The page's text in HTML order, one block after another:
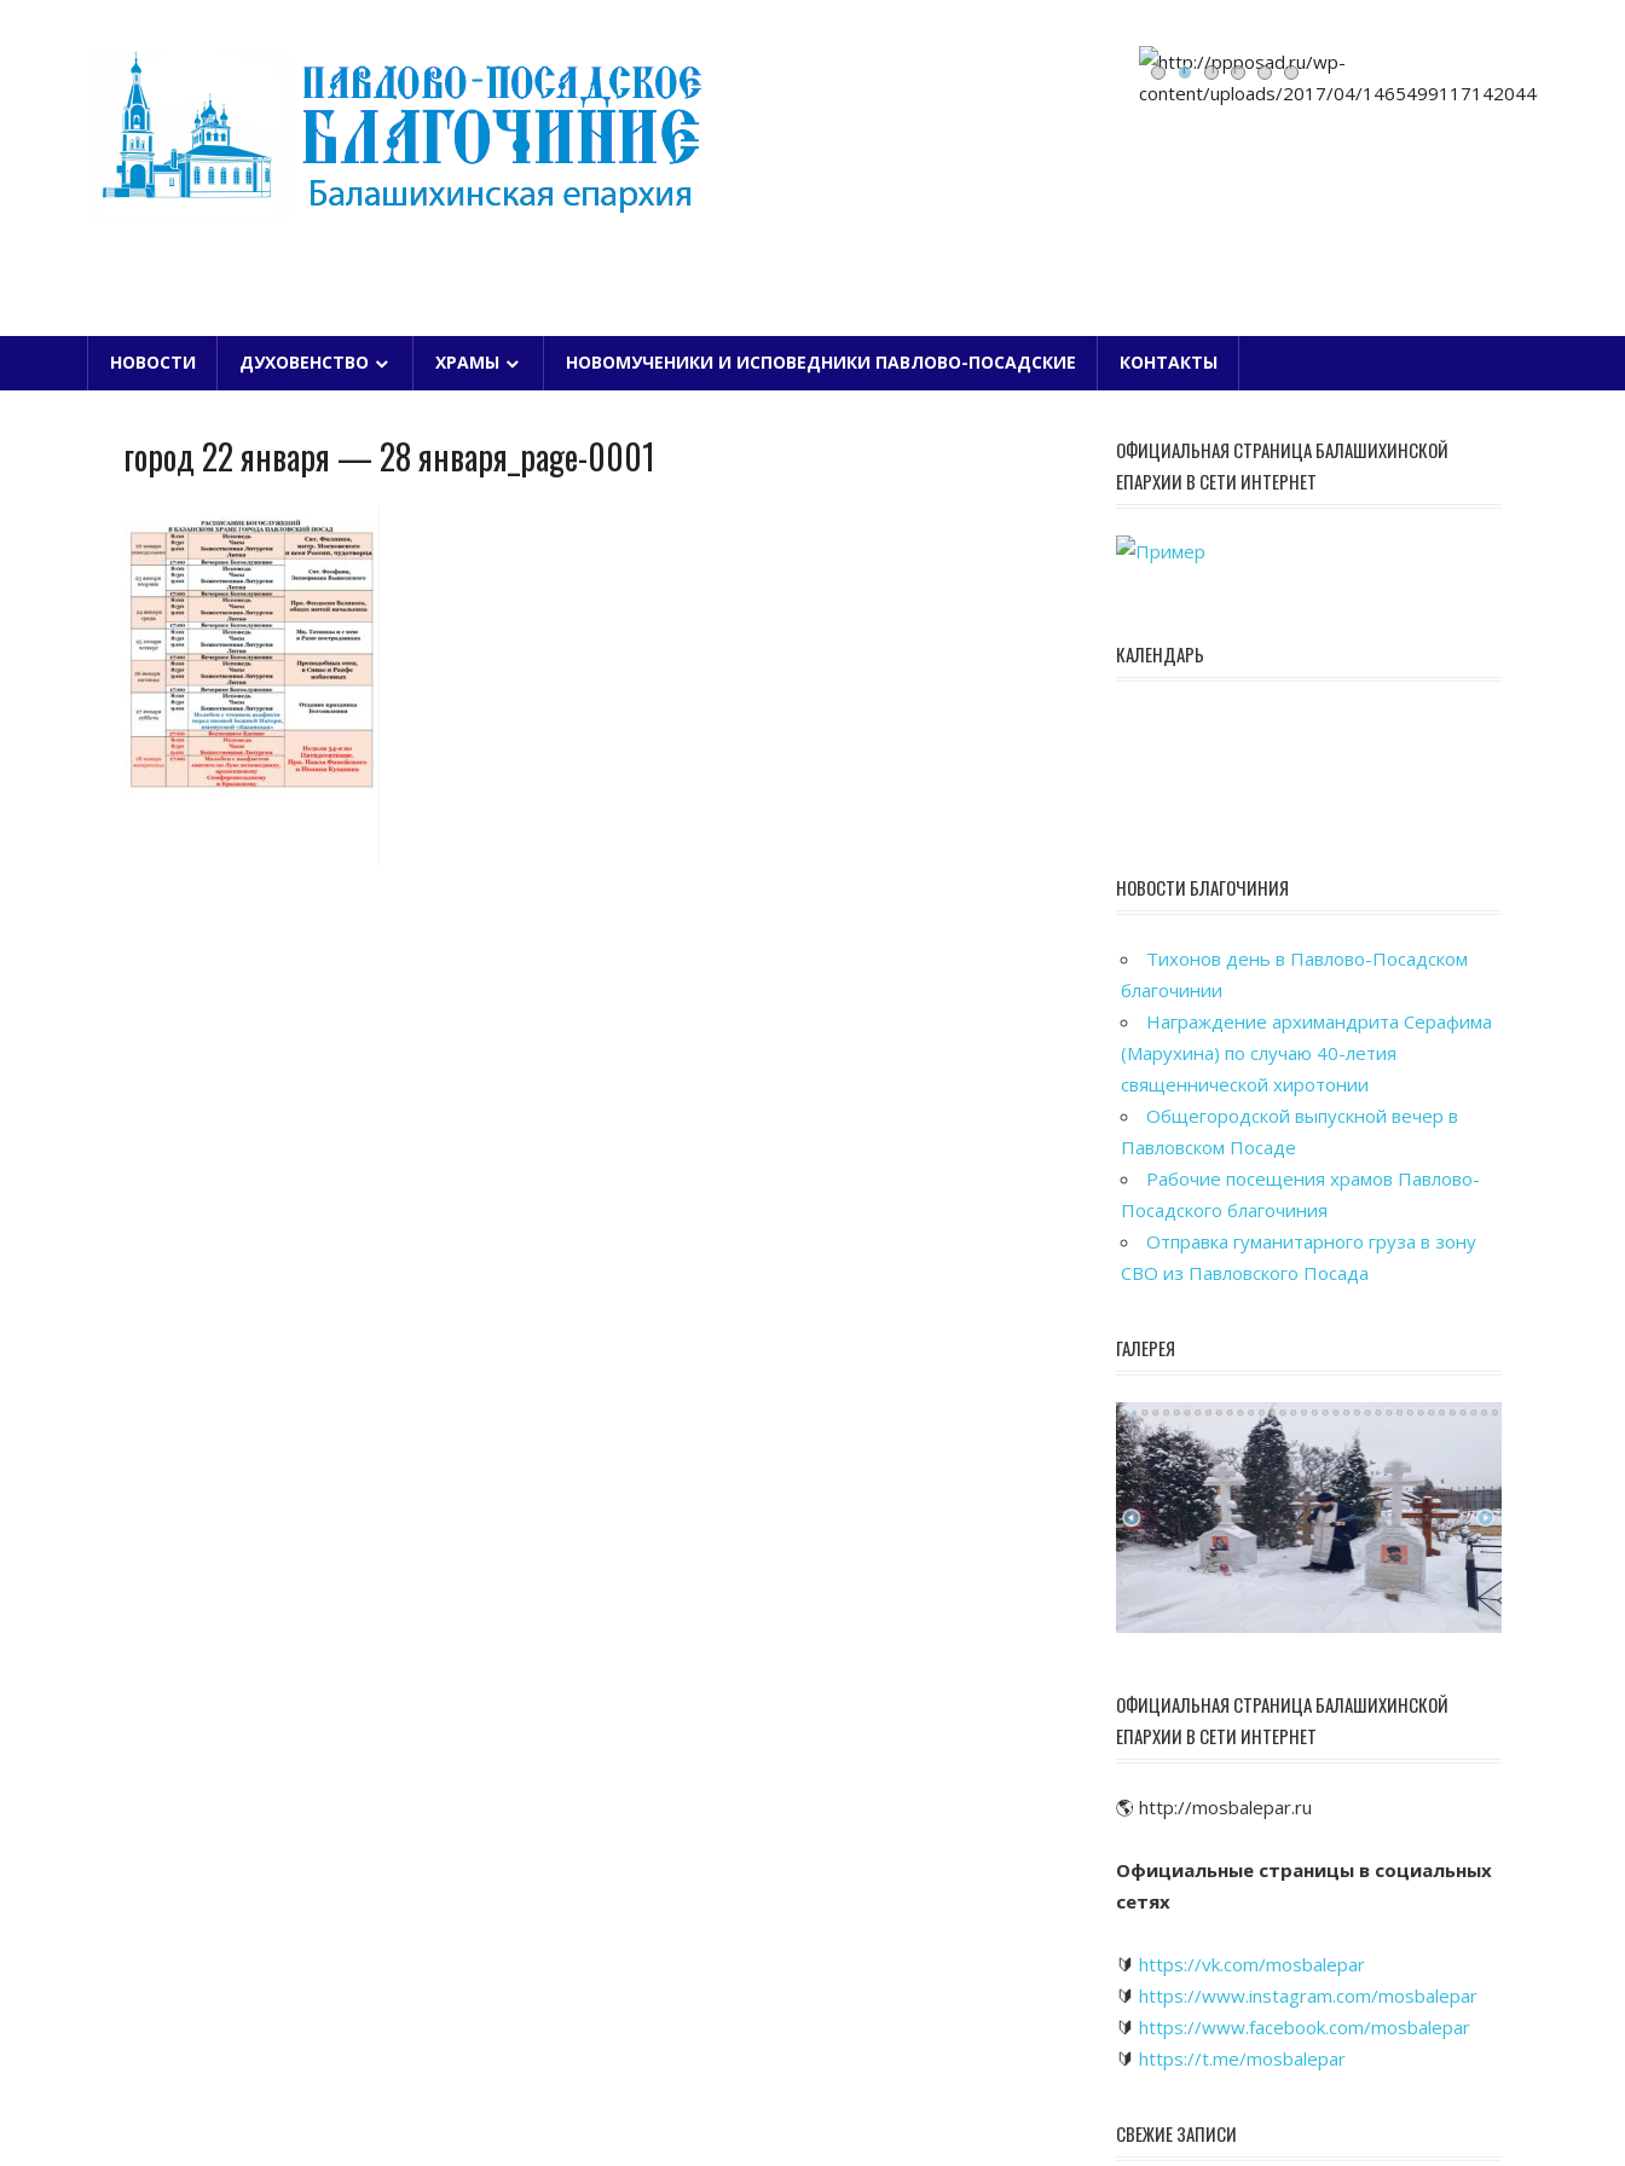
ПАВЛОВО-ПОСАДСКОЕ БЛАГОЧИНИЕ
НОВОСТИ ДУХОВЕНСТВО ХРАМЫ НОВОМУЧЕНИКИ И ИСПОВЕДНИКИ ПАВЛОВО-ПОСАДСКИЕ КОНТАКТЫ
город 22 января — 28 января_page-0001
ОФИЦИАЛЬНАЯ СТРАНИЦА БАЛАШИХИНСКОЙ
ЕПАРХИИ В СЕТИ ИНТЕРНЕТ
КАЛЕНДАРЬ
НОВОСТИ БЛАГОЧИНИЯ
Тихонов день в Павлово-Посадском
благочинии
Награждение архимандрита Серафима
(Марухина) по случаю 40-летия
священнической хиротонии
Общегородской выпускной вечер в
Павловском Посаде
Рабочие посещения храмов Павлово-
Посадского благочиния
Отправка гуманитарного груза в зону
СВО из Павловского Посада
ГАЛЕРЕЯ
ОФИЦИАЛЬНАЯ СТРАНИЦА БАЛАШИХИНСКОЙ
ЕПАРХИИ В СЕТИ ИНТЕРНЕТ
🌎 http://mosbalepar.ru
Официальные страницы в социальных
сетях
🔰 https://vk.com/mosbalepar
🔰 https://www.instagram.com/mosbalepar
🔰 https://www.facebook.com/mosbalepar
🔰 https://t.me/mosbalepar
СВЕЖИЕ ЗАПИСИ